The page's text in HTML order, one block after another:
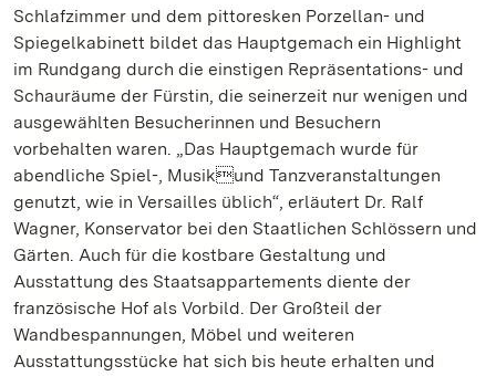
Schlafzimmer und dem pittoresken Porzellan- und
Spiegelkabinett bildet das Hauptgemach ein Highlight
im Rundgang durch die einstigen Repräsentations- und
Schauräume der Fürstin, die seinerzeit nur wenigen und
ausgewählten Besucherinnen und Besuchern
vorbehalten waren. „Das Hauptgemach wurde für
abendliche Spiel-, Musikund Tanzveranstaltungen
genutzt, wie in Versailles üblich“, erläutert Dr. Ralf
Wagner, Konservator bei den Staatlichen Schlössern und
Gärten. Auch für die kostbare Gestaltung und
Ausstattung des Staatsappartements diente der
französische Hof als Vorbild. Der Großteil der
Wandbespannungen, Möbel und weiteren
Ausstattungsstücke hat sich bis heute erhalten und